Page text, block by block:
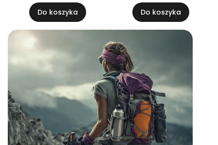
Do koszyka Do koszyka